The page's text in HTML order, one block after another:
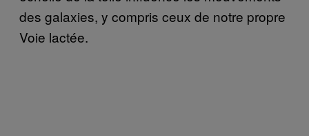
des galaxies, y compris ceux de notre propre
Voie lactée.